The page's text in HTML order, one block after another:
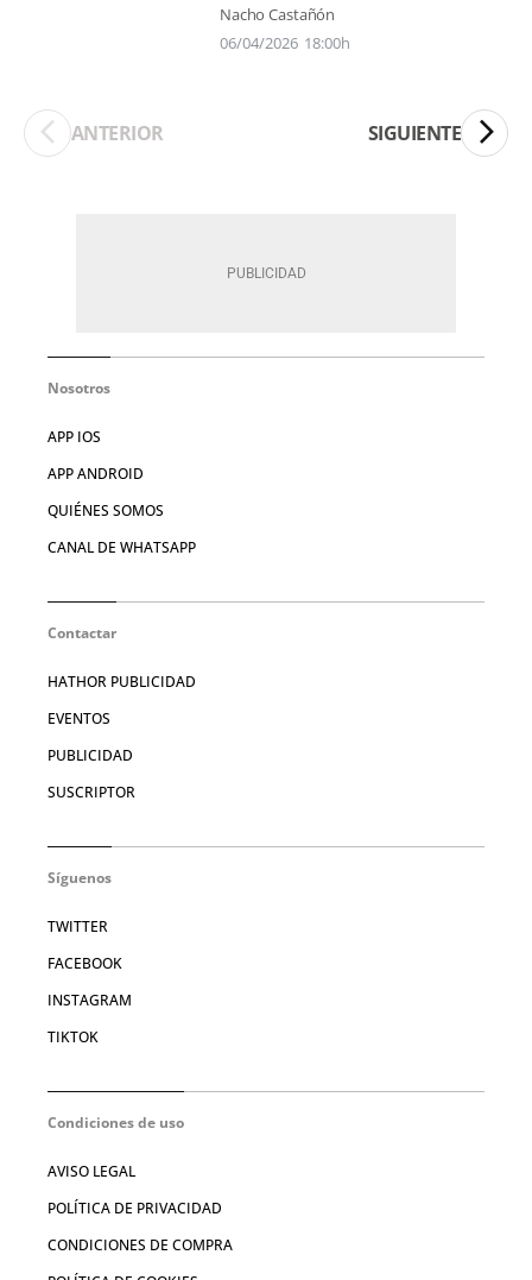
Nacho Castañón
06/04/2026 18:00h
ANTERIOR SIGUIENTE
Nosotros
APP IOS
APP ANDROID
QUIÉNES SOMOS
CANAL DE WHATSAPP
Contactar
HATHOR PUBLICIDAD
EVENTOS
PUBLICIDAD
SUSCRIPTOR
Síguenos
TWITTER
FACEBOOK
INSTAGRAM
TIKTOK
Condiciones de uso
AVISO LEGAL
POLÍTICA DE PRIVACIDAD
CONDICIONES DE COMPRA